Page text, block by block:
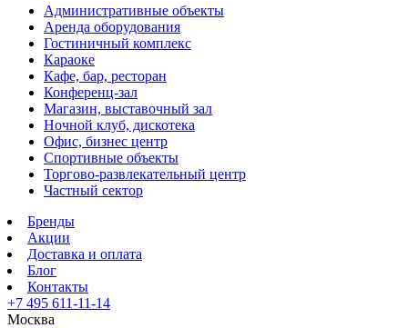
Административные объекты
Аренда оборудования
Гостиничный комплекс
Караоке
Кафе, бар, ресторан
Конференц-зал
Магазин, выставочный зал
Ночной клуб, дискотека
Офис, бизнес центр
Спортивные объекты
Торгово-развлекательный центр
Частный сектор
Бренды
Акции
Доставка и оплата
Блог
Контакты
+7 495 611-11-14
Москва